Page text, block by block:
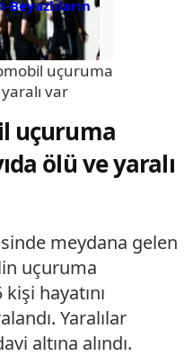
uçuruma
var
uçuruma
ölü ve yaralı
meydana gelen
uçuruma
hayatını
Yaralılar
altına alındı.